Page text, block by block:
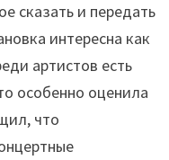
сказать и передать
интересна как
артистов есть
особенно оценила
что